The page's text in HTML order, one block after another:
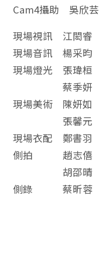
Cam4攝助 吳欣芸
現場視訊 江閎睿
現場音訊 楊采昀
現場燈光 張瑋桓
蔡季妍
現場美術 陳妍如
張馨元
現場衣配 鄭書羽
側拍 趙志僖
胡邵晴
側錄 蔡昕蓉